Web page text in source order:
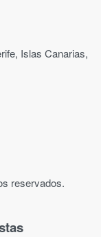
Islas Canarias,
reservados.